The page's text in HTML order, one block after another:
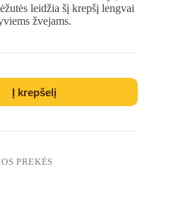
leidžia šį krepšį lengvai
žvejams.
Į krepšelį
PREKĖS